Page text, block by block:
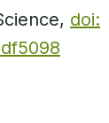
doi: